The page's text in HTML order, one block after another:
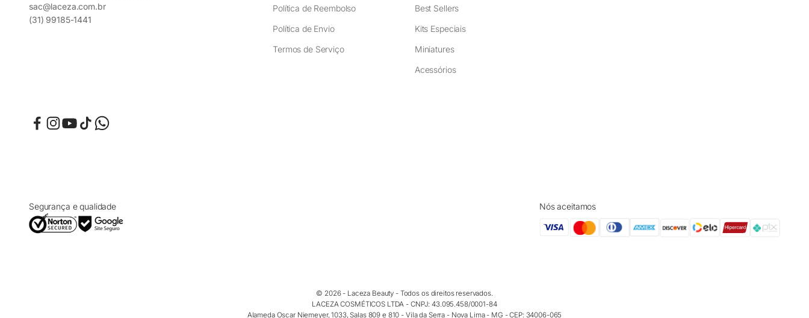
sac@laceza.com.br
(31) 99185-1441
Política de Reembolso
Política de Envio
Termos de Serviço
Best Sellers
Kits Especiais
Miniatures
Acessórios
Segurança e qualidade Nós aceitamos
© 2026 - Laceza Beauty - Todos os direitos reservados.
LACEZA COSMÉTICOS LTDA - CNPJ: 43.095.458/0001-84
Alameda Oscar Niemeyer, 1033, Salas 809 e 810 - Vila da Serra - Nova Lima - MG - CEP: 34006-065